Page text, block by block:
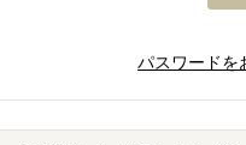
パスワードを